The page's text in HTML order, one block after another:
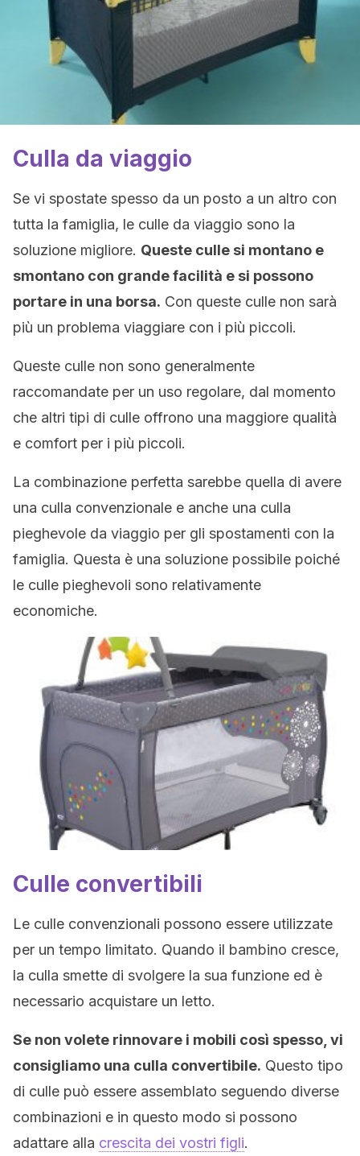
Culla da viaggio
Se vi spostate spesso da un posto a un altro con
tutta la famiglia, le culle da viaggio sono la
soluzione migliore. Queste culle si montano e
smontano con grande facilità e si possono
portare in una borsa. Con queste culle non sarà
più un problema viaggiare con i più piccoli.
Queste culle non sono generalmente
raccomandate per un uso regolare, dal momento
che altri tipi di culle offrono una maggiore qualità
e comfort per i più piccoli.
La combinazione perfetta sarebbe quella di avere
una culla convenzionale e anche una culla
pieghevole da viaggio per gli spostamenti con la
famiglia. Questa è una soluzione possibile poiché
le culle pieghevoli sono relativamente
economiche.
Culle convertibili
Le culle convenzionali possono essere utilizzate
per un tempo limitato. Quando il bambino cresce,
la culla smette di svolgere la sua funzione ed è
necessario acquistare un letto.
Se non volete rinnovare i mobili così spesso, vi
consigliamo una culla convertibile. Questo tipo
di culle può essere assemblato seguendo diverse
combinazioni e in questo modo si possono
adattare alla crescita dei vostri figli.